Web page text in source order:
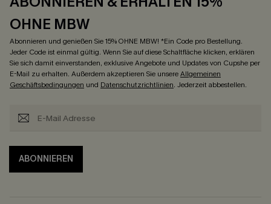
OHNE MBW
Abonnieren und genießen Sie 15% OHNE MBW! *Ein Code pro Bestellung.
Jeder Code ist einmal gültig. Wenn Sie auf diese Schaltfläche klicken, erklären
Sie sich damit einverstanden, exklusive Angebote und Updates von Cupshe per
E-Mail zu erhalten. Außerdem akzeptieren Sie unsereAllgemeinen
Geschäftsbedingungen und Datenschutzrichtlinien. Jederzeit abbestellen.
ABONNIEREN